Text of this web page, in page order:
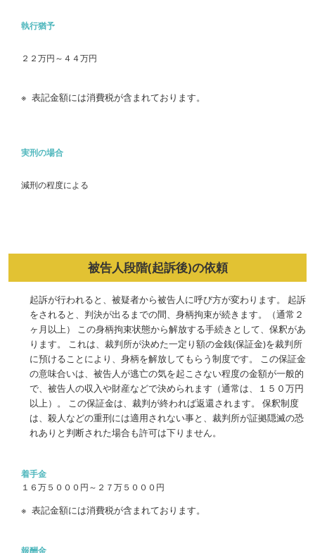
執行猶予
２２万円～４４万円
表記金額には消費税が含まれております。
実刑の場合
減刑の程度による
被告人段階(起訴後)の依頼
起訴が行われると、被疑者から被告人に呼び方が変わります。 起訴
をされると、判決が出るまでの間、身柄拘束が続きます。（通常２
ヶ月以上） この身柄拘束状態から解放する手続きとして、保釈があ
ります。 これは、裁判所が決めた一定り額の金銭(保証金)を裁判所
に預けることにより、身柄を解放してもらう制度です。 この保証金
の意味合いは、被告人が逃亡の気を起こさない程度の金額が一般的
で、被告人の収入や財産などで決められます（通常は、１５０万円
以上）。 この保証金は、裁判が終われば返還されます。 保釈制度
は、殺人などの重刑には適用されない事と、裁判所が証拠隠滅の恐
れありと判断された場合も許可は下りません。
着手金
１６万５０００円～２７万５０００円
表記金額には消費税が含まれております。
報酬金